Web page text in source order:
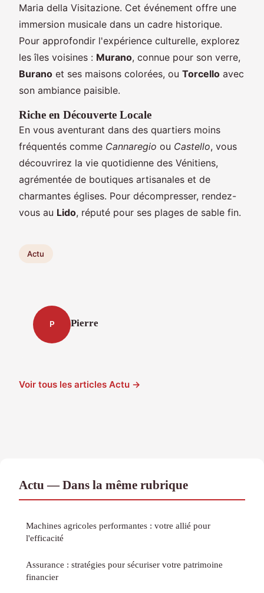
Maria della Visitazione. Cet événement offre une
immersion musicale dans un cadre historique.
Pour approfondir l'expérience culturelle, explorez
les îles voisines : Murano, connue pour son verre,
Burano et ses maisons colorées, ou Torcello avec
son ambiance paisible.
Riche en Découverte Locale
En vous aventurant dans des quartiers moins
fréquentés comme Cannaregio ou Castello, vous
découvrirez la vie quotidienne des Vénitiens,
agrémentée de boutiques artisanales et de
charmantes églises. Pour décompresser, rendez-
vous au Lido, réputé pour ses plages de sable fin.
Actu
P Pierre
Voir tous les articles Actu →
Actu — Dans la même rubrique
Machines agricoles performantes : votre allié pour
l'efficacité
Assurance : stratégies pour sécuriser votre patrimoine
financier